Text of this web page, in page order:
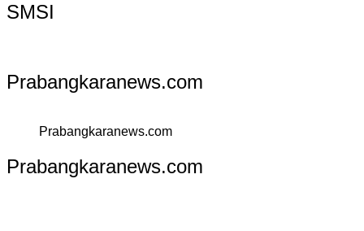
SMSI
Prabangkaranews.com
Prabangkaranews.com
Prabangkaranews.com